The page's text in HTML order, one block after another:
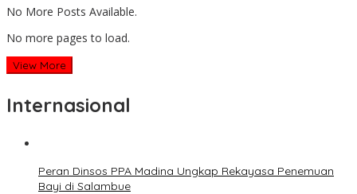
No More Posts Available.
No more pages to load.
View More
Internasional
Peran Dinsos PPA Madina Ungkap Rekayasa Penemuan
Bayi di Salambue